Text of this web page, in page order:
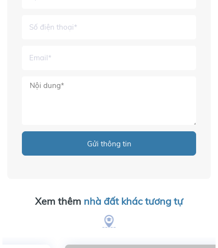
Gửi thông tin
Xem thêm nhà đất khác tương tự